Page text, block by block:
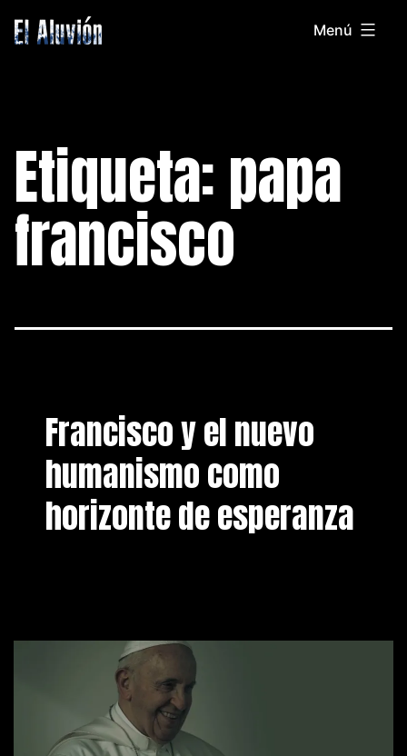
Saltar
El
Menú
Etiqueta:papa
francisco
Francisco y el nuevo
humanismo como
horizonte de esperanza